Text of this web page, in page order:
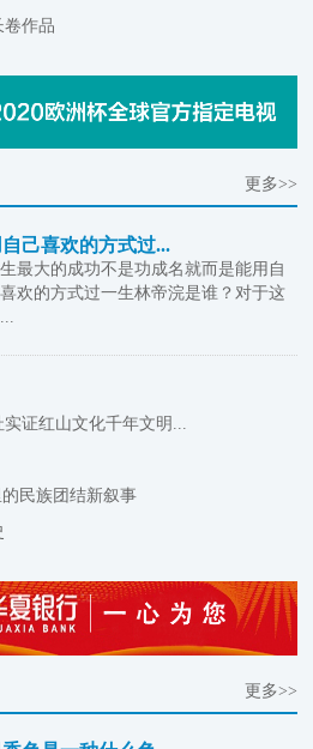
作品
更多>>
自己喜欢的方式过...
生最大的成功不是功成名就而是能用自
欢的方式过一生林帝浣是谁？对于这
证红山文化千年文明...
民族团结新叙事
更多>>